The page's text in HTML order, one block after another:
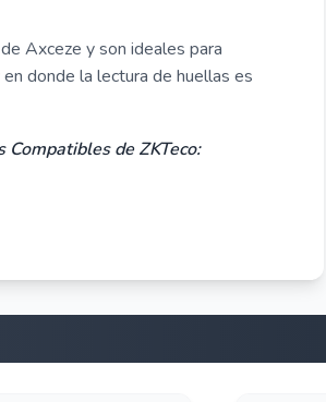
Axceze y son ideales para
donde la lectura de huellas es
de ZKTeco: